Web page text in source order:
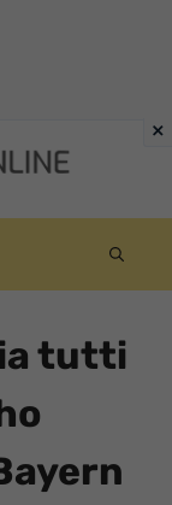
tutti